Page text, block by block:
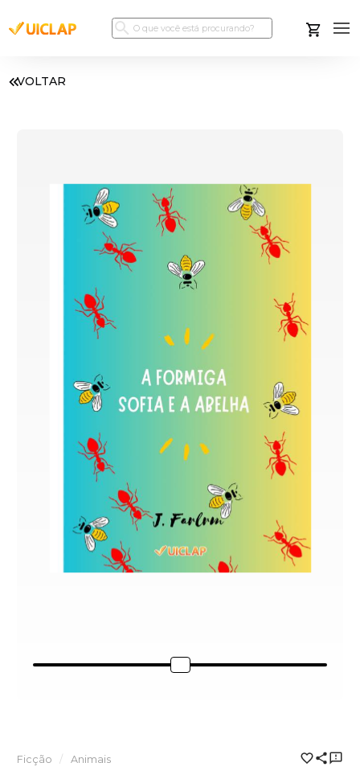
VOLTAR
Ficção Animais